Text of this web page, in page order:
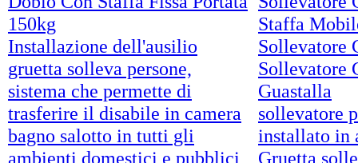
150kg
Installazione dell'ausilio
gruetta solleva persone,
sistema che permette di
trasferire il disabile in camera
bagno salotto in tutti gli
ambienti domestici e pubblici
Staffa
Sollevatore
Sollevatore
Guastalla
sollevatore
installato in
Gruetta